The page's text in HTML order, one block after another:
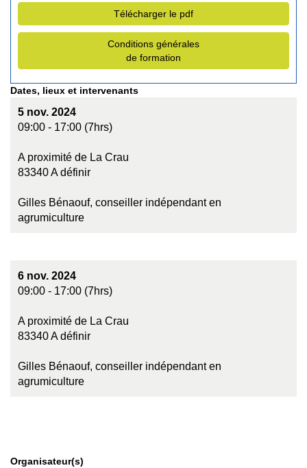
Télécharger le pdf
Conditions générales
de formation
Dates, lieux et intervenants
5 nov. 2024
09:00 - 17:00 (7hrs)
A proximité de La Crau
83340 A définir
Gilles Bénaouf, conseiller indépendant en
agrumiculture
6 nov. 2024
09:00 - 17:00 (7hrs)
A proximité de La Crau
83340 A définir
Gilles Bénaouf, conseiller indépendant en
agrumiculture
Organisateur(s)